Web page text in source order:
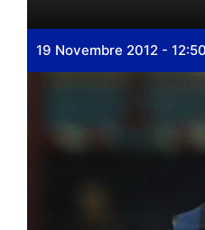
19 Novembre 2012 - 12:50